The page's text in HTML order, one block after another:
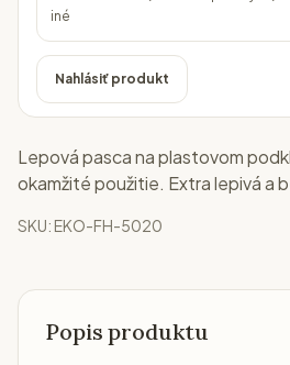
iné
Nahlásiť produkt
Lepová pasca na plastovom
okamžité použitie. Extra lepivá a
SKU: EKO-FH-5020
Popis produktu